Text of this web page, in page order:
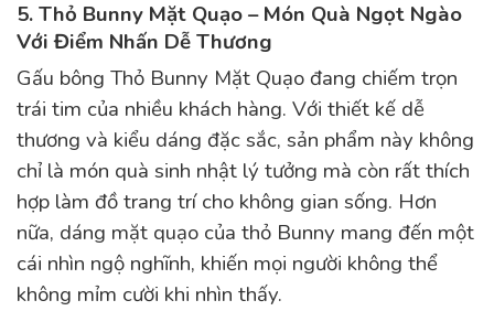
5. Thỏ Bunny Mặt Quạo – Món Quà Ngọt Ngào
Với Điểm Nhấn Dễ Thương
Gấu bông Thỏ Bunny Mặt Quạo đang chiếm trọn
trái tim của nhiều khách hàng. Với thiết kế dễ
thương và kiểu dáng đặc sắc, sản phẩm này không
chỉ là món quà sinh nhật lý tưởng mà còn rất thích
hợp làm đồ trang trí cho không gian sống. Hơn
nữa, dáng mặt quạo của thỏ Bunny mang đến một
cái nhìn ngộ nghĩnh, khiến mọi người không thể
không mỉm cười khi nhìn thấy.